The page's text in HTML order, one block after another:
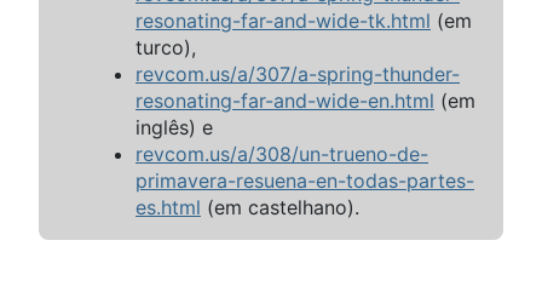
resonating-far-and-wide-tk.html (em
turco),
revcom.us/a/307/a-spring-thunder-
resonating-far-and-wide-en.html (em
inglês) e
revcom.us/a/308/un-trueno-de-
primavera-resuena-en-todas-partes-
es.html (em castelhano).